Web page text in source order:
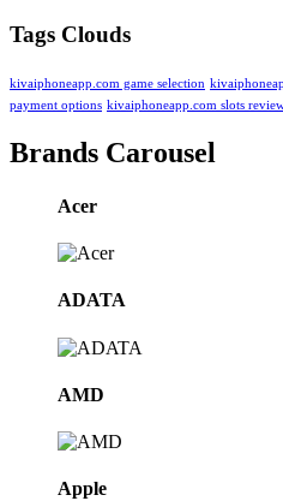
Tags Clouds
kivaiphoneapp.com game selection
payment options kivaiphoneapp.com slots
Brands Carousel
Acer
ADATA
AMD
Apple